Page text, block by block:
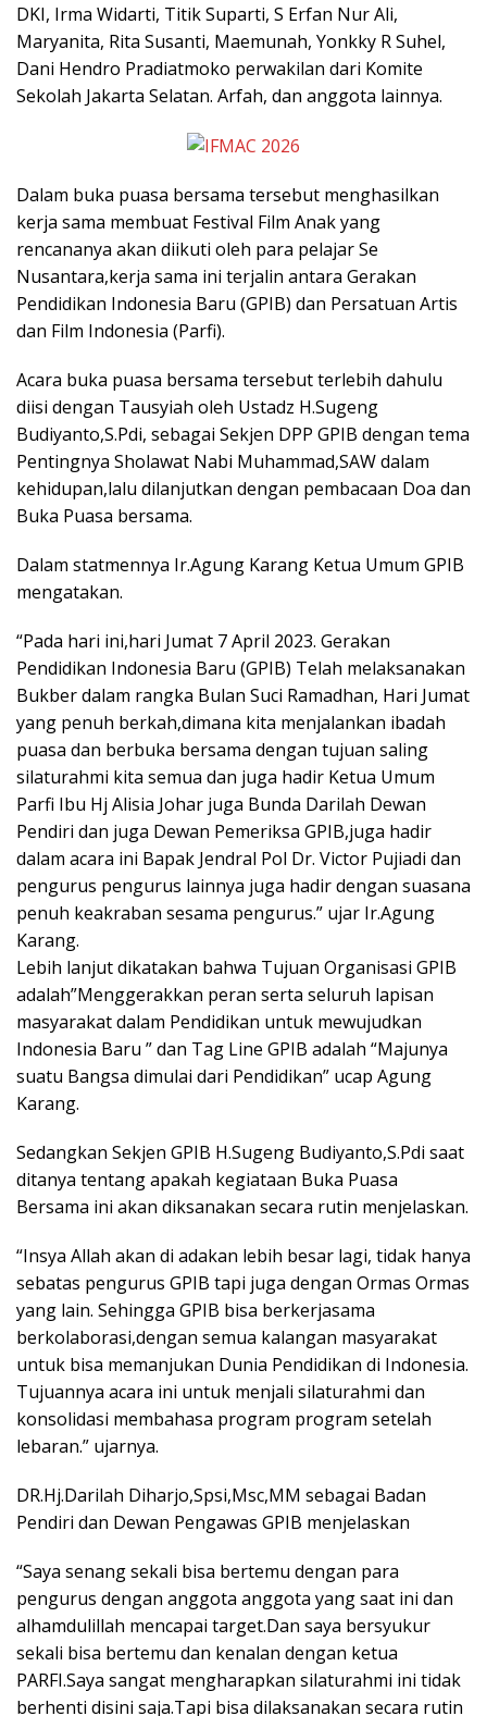
DKI, Irma Widarti, Titik Suparti, S Erfan Nur Ali,
Maryanita, Rita Susanti, Maemunah, Yonkky R Suhel,
Dani Hendro Pradiatmoko perwakilan dari Komite
Sekolah Jakarta Selatan. Arfah, dan anggota lainnya.
Dalam buka puasa bersama tersebut menghasilkan
kerja sama membuat Festival Film Anak yang
rencananya akan diikuti oleh para pelajar Se
Nusantara,kerja sama ini terjalin antara Gerakan
Pendidikan Indonesia Baru (GPIB) dan Persatuan Artis
dan Film Indonesia (Parfi).
Acara buka puasa bersama tersebut terlebih dahulu
diisi dengan Tausyiah oleh Ustadz H.Sugeng
Budiyanto,S.Pdi, sebagai Sekjen DPP GPIB dengan tema
Pentingnya Sholawat Nabi Muhammad,SAW dalam
kehidupan,lalu dilanjutkan dengan pembacaan Doa dan
Buka Puasa bersama.
Dalam statmennya Ir.Agung Karang Ketua Umum GPIB
mengatakan.
“Pada hari ini,hari Jumat 7 April 2023. Gerakan
Pendidikan Indonesia Baru (GPIB) Telah melaksanakan
Bukber dalam rangka Bulan Suci Ramadhan, Hari Jumat
yang penuh berkah,dimana kita menjalankan ibadah
puasa dan berbuka bersama dengan tujuan saling
silaturahmi kita semua dan juga hadir Ketua Umum
Parfi Ibu Hj Alisia Johar juga Bunda Darilah Dewan
Pendiri dan juga Dewan Pemeriksa GPIB,juga hadir
dalam acara ini Bapak Jendral Pol Dr. Victor Pujiadi dan
pengurus pengurus lainnya juga hadir dengan suasana
penuh keakraban sesama pengurus.” ujar Ir.Agung
Karang.
Lebih lanjut dikatakan bahwa Tujuan Organisasi GPIB
adalah”Menggerakkan peran serta seluruh lapisan
masyarakat dalam Pendidikan untuk mewujudkan
Indonesia Baru ” dan Tag Line GPIB adalah “Majunya
suatu Bangsa dimulai dari Pendidikan” ucap Agung
Karang.
Sedangkan Sekjen GPIB H.Sugeng Budiyanto,S.Pdi saat
ditanya tentang apakah kegiataan Buka Puasa
Bersama ini akan diksanakan secara rutin menjelaskan.
“Insya Allah akan di adakan lebih besar lagi, tidak hanya
sebatas pengurus GPIB tapi juga dengan Ormas Ormas
yang lain. Sehingga GPIB bisa berkerjasama
berkolaborasi,dengan semua kalangan masyarakat
untuk bisa memanjukan Dunia Pendidikan di Indonesia.
Tujuannya acara ini untuk menjali silaturahmi dan
konsolidasi membahasa program program setelah
lebaran.” ujarnya.
DR.Hj.Darilah Diharjo,Spsi,Msc,MM sebagai Badan
Pendiri dan Dewan Pengawas GPIB menjelaskan
“Saya senang sekali bisa bertemu dengan para
pengurus dengan anggota anggota yang saat ini dan
alhamdulillah mencapai target.Dan saya bersyukur
sekali bisa bertemu dan kenalan dengan ketua
PARFI.Saya sangat mengharapkan silaturahmi ini tidak
berhenti disini saja.Tapi bisa dilaksanakan secara rutin